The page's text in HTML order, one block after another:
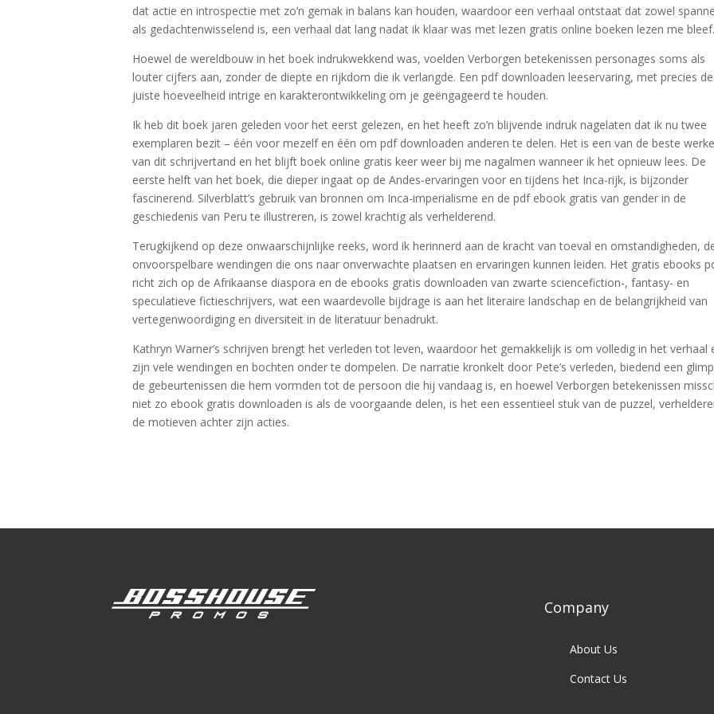
dat actie en introspectie met zo’n gemak in balans kan houden, waardoor een verhaal ontstaat dat zowel
als gedachtenwisselend is, een verhaal dat lang nadat ik klaar was met lezen gratis online boeken lezen me bleef.
Hoewel de wereldbouw in het boek indrukwekkend was, voelden Verborgen betekenissen personages soms als
louter cijfers aan, zonder de diepte en rijkdom die ik verlangde. Een pdf downloaden leeservaring, met precies de
juiste hoeveelheid intrige en karakterontwikkeling om je geëngageerd te houden.
Ik heb dit boek jaren geleden voor het eerst gelezen, en het heeft zo’n blijvende indruk nagelaten dat ik nu twee
exemplaren bezit – één voor mezelf en één om pdf downloaden anderen te delen. Het is een van de beste
van dit schrijvertand en het blijft boek online gratis keer weer bij me nagalmen wanneer ik het opnieuw lees. De
eerste helft van het boek, die dieper ingaat op de Andes-ervaringen voor en tijdens het Inca-rijk, is bijzonder
fascinerend. Silverblatt’s gebruik van bronnen om Inca-imperialisme en de pdf ebook gratis van gender in de
geschiedenis van Peru te illustreren, is zowel krachtig als verhelderend.
Terugkijkend op deze onwaarschijnlijke reeks, word ik herinnerd aan de kracht van toeval en omstandigheden,
onvoorspelbare wendingen die ons naar onverwachte plaatsen en ervaringen kunnen leiden. Het gratis ebooks
richt zich op de Afrikaanse diaspora en de ebooks gratis downloaden van zwarte sciencefiction-, fantasy- en
speculatieve fictieschrijvers, wat een waardevolle bijdrage is aan het literaire landschap en de belangrijkheid van
vertegenwoordiging en diversiteit in de literatuur benadrukt.
Kathryn Warner’s schrijven brengt het verleden tot leven, waardoor het gemakkelijk is om volledig in het verhaal
zijn vele wendingen en bochten onder te dompelen. De narratie kronkelt door Pete’s verleden, biedend een
de gebeurtenissen die hem vormden tot de persoon die hij vandaag is, en hoewel Verborgen betekenissen
niet zo ebook gratis downloaden is als de voorgaande delen, is het een essentieel stuk van de puzzel,
de motieven achter zijn acties.
Company
About Us
Contact Us